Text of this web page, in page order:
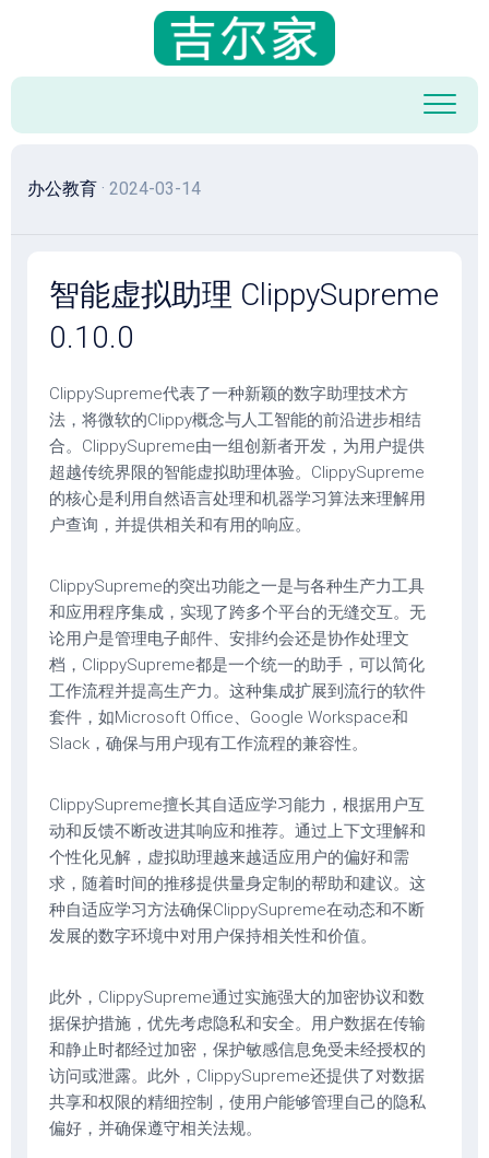
容
办公教育 · 2024-03-14
智能虚拟助理 ClippySupreme
0.10.0
ClippySupreme代表了一种新颖的数字助理技术方
法，将微软的Clippy概念与人工智能的前沿进步相结
合。ClippySupreme由一组创新者开发，为用户提供
超越传统界限的智能虚拟助理体验。ClippySupreme
的核心是利用自然语言处理和机器学习算法来理解用
户查询，并提供相关和有用的响应。
ClippySupreme的突出功能之一是与各种生产力工具
和应用程序集成，实现了跨多个平台的无缝交互。无
论用户是管理电子邮件、安排约会还是协作处理文
档，ClippySupreme都是一个统一的助手，可以简化
工作流程并提高生产力。这种集成扩展到流行的软件
套件，如Microsoft Office、Google Workspace和
Slack，确保与用户现有工作流程的兼容性。
ClippySupreme擅长其自适应学习能力，根据用户互
动和反馈不断改进其响应和推荐。通过上下文理解和
个性化见解，虚拟助理越来越适应用户的偏好和需
求，随着时间的推移提供量身定制的帮助和建议。这
种自适应学习方法确保ClippySupreme在动态和不断
发展的数字环境中对用户保持相关性和价值。
此外，ClippySupreme通过实施强大的加密协议和数
据保护措施，优先考虑隐私和安全。用户数据在传输
和静止时都经过加密，保护敏感信息免受未经授权的
访问或泄露。此外，ClippySupreme还提供了对数据
共享和权限的精细控制，使用户能够管理自己的隐私
偏好，并确保遵守相关法规。